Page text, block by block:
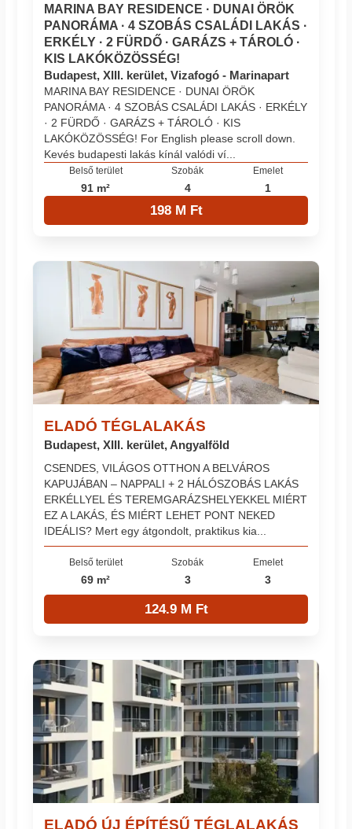
MARINA BAY RESIDENCE · DUNAI ÖRÖK
PANORÁMA · 4 SZOBÁS CSALÁDI LAKÁS ·
ERKÉLY · 2 FÜRDŐ · GARÁZS + TÁROLÓ ·
KIS LAKÓKÖZÖSSÉG!
Budapest, XIII. kerület, Vizafogó - Marinapart
MARINA BAY RESIDENCE · DUNAI ÖRÖK
PANORÁMA · 4 SZOBÁS CSALÁDI LAKÁS · ERKÉLY
· 2 FÜRDŐ · GARÁZS + TÁROLÓ · KIS
LAKÓKÖZÖSSÉG! For English please scroll down.
Kevés budapesti lakás kínál valódi ví...
Belső terület
91 m²
Szobák
4
Emelet
1
198 M Ft
ELADÓ TÉGLALAKÁS
Budapest, XIII. kerület, Angyalföld
CSENDES, VILÁGOS OTTHON A BELVÁROS
KAPUJÁBAN – NAPPALI + 2 HÁLÓSZOBÁS LAKÁS
ERKÉLLYEL ÉS TEREMGARÁZSHELYEKKEL MIÉRT
EZ A LAKÁS, ÉS MIÉRT LEHET PONT NEKED
IDEÁLIS? Mert egy átgondolt, praktikus kia...
Belső terület
69 m²
Szobák
3
Emelet
3
124.9 M Ft
ELADÓ ÚJ ÉPÍTÉSŰ TÉGLALAKÁS